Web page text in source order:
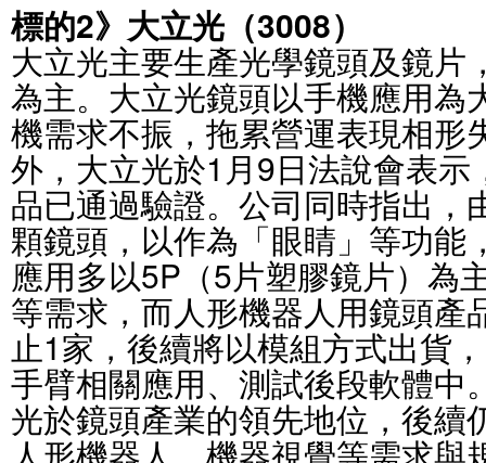
標的2》大立光（3008）
大立光主要生產光學鏡頭及鏡片
為主。大立光鏡頭以手機應用為
機需求不振，拖累營運表現相形
外，大立光於1月9日法說會表
品已通過驗證。公司同時指出，
顆鏡頭，以作為「眼睛」等功能
應用多以5P（5片塑膠鏡片）為
等需求，而人形機器人用鏡頭產
止1家，後續將以模組方式出貨
手臂相關應用、測試後段軟體中
光於鏡頭產業的領先地位，後續
人形機器人、機器視覺等需求